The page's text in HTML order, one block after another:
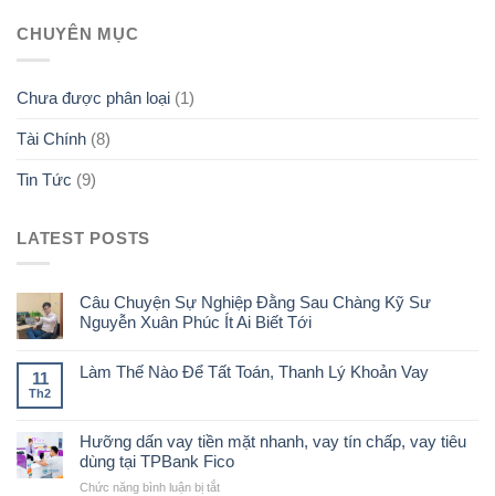
CHUYÊN MỤC
Chưa được phân loại (1)
Tài Chính (8)
Tin Tức (9)
LATEST POSTS
Câu Chuyện Sự Nghiệp Đằng Sau Chàng Kỹ Sư
Nguyễn Xuân Phúc Ít Ai Biết Tới
11
Th2
Làm Thế Nào Để Tất Toán, Thanh Lý Khoản Vay
Hưỡng dấn vay tiền mặt nhanh, vay tín chấp, vay tiêu
dùng tại TPBank Fico
Chức năng bình luận bị tắtở